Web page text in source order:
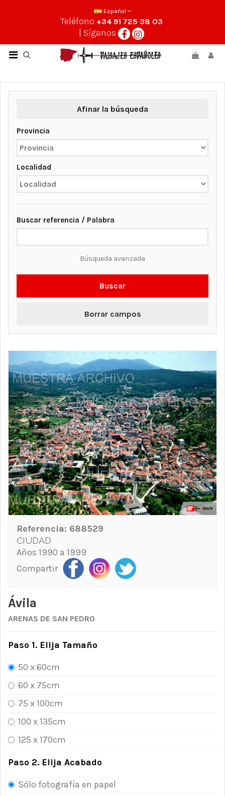
Español
Teléfono +34 91 725 38 03
| Síganos
Afinar la búsqueda
Provincia
Localidad
Buscar referencia / Palabra
Búsqueda avanzada
Buscar
Borrar campos
Referencia: 688529
CIUDAD
Años 1990 a 1999
Compartir
Ávila
ARENAS DE SAN PEDRO
Paso 1. Elija Tamaño
50 x 60cm
60 x 75cm
75 x 100cm
100 x 135cm
125 x 170cm
Paso 2. Elija Acabado
Sólo fotografía en papel